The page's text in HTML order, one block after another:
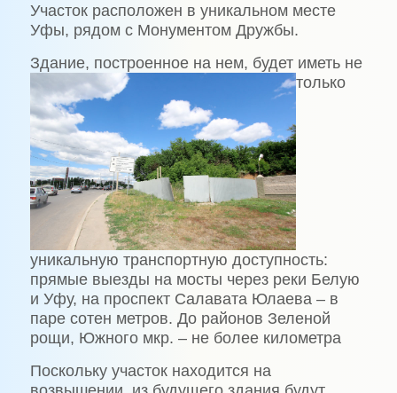
Участок расположен в уникальном месте
Уфы, рядом с Монументом Дружбы.
Здание, построенное на нем, будет иметь не
только
уникальную транспортную доступность:
прямые выезды на мосты через реки Белую
и Уфу, на проспект Салавата Юлаева – в
паре сотен метров. До районов Зеленой
рощи, Южного мкр. – не более километра
Поскольку участок находится на